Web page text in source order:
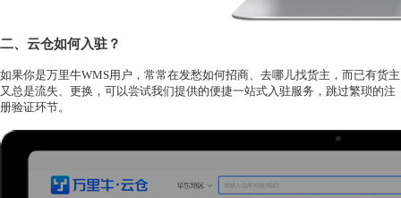
二、 云仓如何入驻 ？
如果你是万里牛WMS用户， 常常在发愁如何招商、去哪儿找货主，而已有货主
又总是流失、更换，可以尝试我们提供的便捷一站式入驻服务，跳过繁琐的注
册验证环节。